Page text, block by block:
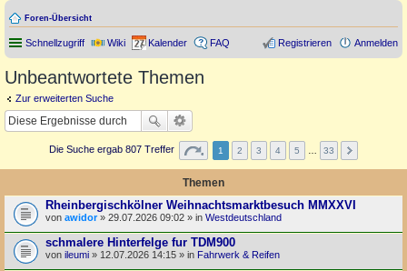
Foren-Übersicht
Schnellzugriff Wiki Kalender FAQ Anmelden
Registrieren
Unbeantwortete Themen
Zur erweiterten Suche
Die Suche ergab 807 Treffer 1 2 3 4 5 33
Themen
Rheinbergischkölner Weihnachtsmarktbesuch MMXXVI
von awidor» 29.07.2026 09:02 » in Westdeutschland
schmalere Hinterfelge fur TDM900
von ileumi » 12.07.2026 14:15 » in Fahrwerk & Reifen